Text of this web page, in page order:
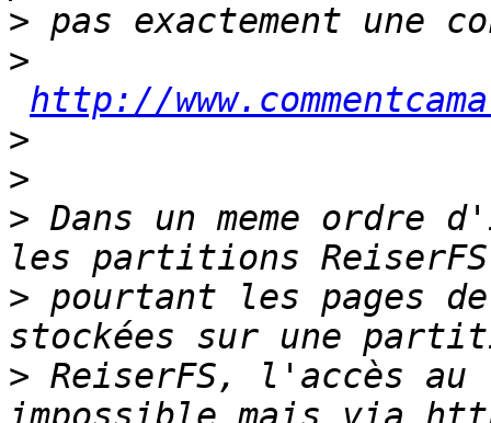
>
>
http://
>
>
> Dans un meme ordre
> pourtant les pages
> ReiserFS, l'accès